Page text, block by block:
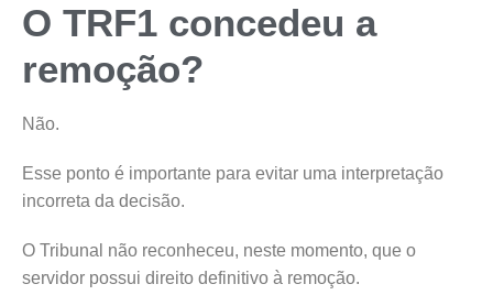
O TRF1 concedeu a
remoção?
Não.
Esse ponto é importante para evitar uma interpretação
incorreta da decisão.
O Tribunal não reconheceu, neste momento, que o
servidor possui direito definitivo à remoção.